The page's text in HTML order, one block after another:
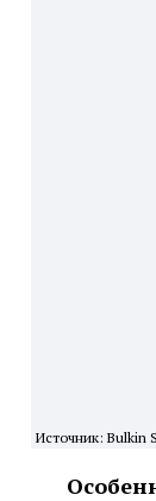
Источник: Bulkin